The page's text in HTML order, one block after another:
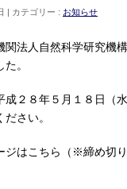
カテゴリー : お知らせ
関法人自然科学研究機
。
成２８年５月１８日（
さい。
ジはこちら（※締め切り